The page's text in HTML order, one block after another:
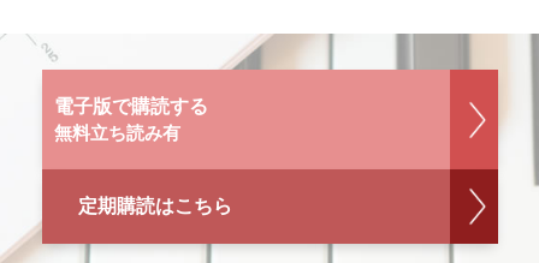
電子版で購読する
無料立ち読み有
定期購読はこちら